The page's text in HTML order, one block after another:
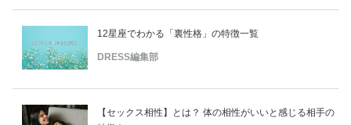
12星座でわかる「裏性格」の特徴一覧
DRESS編集部
【セックス相性】とは？ 体の相性がいいと感じる相手の